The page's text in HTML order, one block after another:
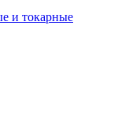
и токарные